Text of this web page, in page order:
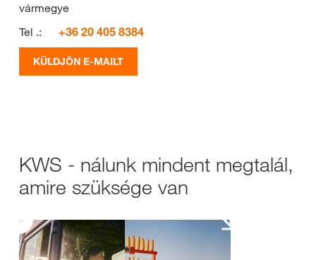
vármegye
Tel .:
+36 20 405 8384
KÜLDJÖN E-MAILT
KWS - nálunk mindent megtalál,
amire szüksége van